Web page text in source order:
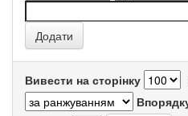
Вивести на сторінку